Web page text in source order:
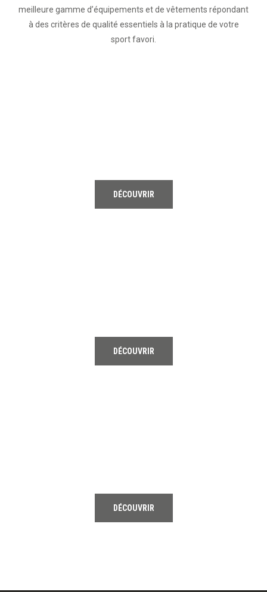
meilleure gamme d’équipements et de vêtements répondant
à des critères de qualité essentiels à la pratique de votre
sport favori.
DÉCOUVRIR
DÉCOUVRIR
DÉCOUVRIR